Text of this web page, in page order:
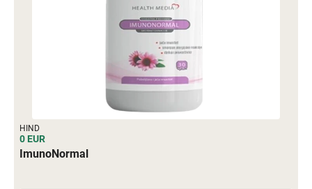
HIND
0 EUR
ImunoNormal